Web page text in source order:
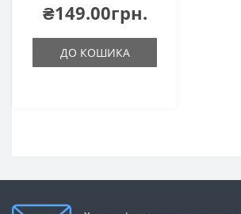
₴149.00грн.
ДО КОШИКА